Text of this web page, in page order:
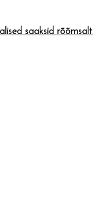
saaksid rõõmsalt